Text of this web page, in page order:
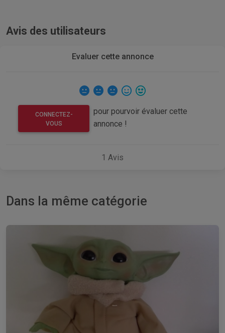
Avis des utilisateurs
Evaluer cette annonce
CONNECTEZ-
VOUS
pour pourvoir évaluer cette
annonce !
1 Avis
Dans la même catégorie